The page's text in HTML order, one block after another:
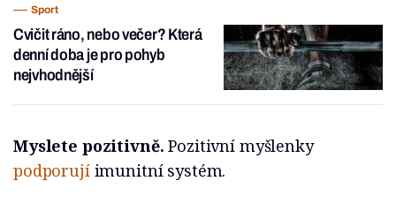
Sport
Cvičit ráno, nebo večer? Která
denní doba je pro pohyb
nejvhodnější
Myslete pozitivně.Pozitivní myšlenky
podporujíimunitní systém.